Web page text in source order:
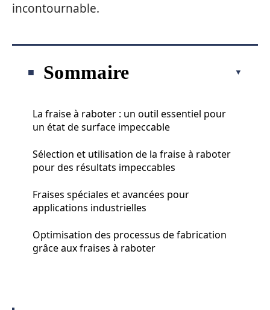
incontournable.
Sommaire
La fraise à raboter : un outil essentiel pour
un état de surface impeccable
Sélection et utilisation de la fraise à raboter
pour des résultats impeccables
Fraises spéciales et avancées pour
applications industrielles
Optimisation des processus de fabrication
grâce aux fraises à raboter